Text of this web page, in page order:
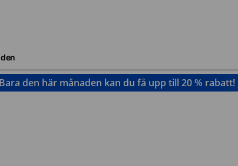
den här månaden kan du få upp till 20 % rabatt!